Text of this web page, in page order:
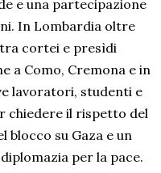
e una partecipazione
In Lombardia oltre
cortei e presìdi
a Como, Cremona e in
lavoratori, studenti e
chiedere il rispetto del
su Gaza e un
per la pace.